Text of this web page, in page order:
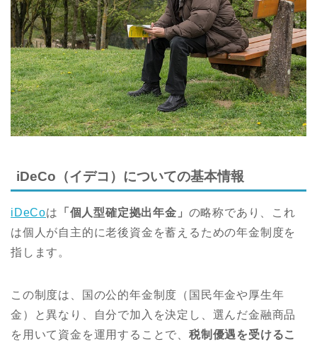
iDeCo（イデコ）についての基本情報
iDeCoは 「個人型確定拠出年金」 の略称であり、これ
は個人が自主的に老後資金を蓄えるための年金制度を
指します。
この制度は、国の公的年金制度（国民年金や厚生年
金）と異なり、自分で加入を決定し、選んだ金融商品
を用いて資金を運用することで、 税制優遇を受けるこ